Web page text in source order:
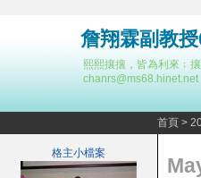
詹翔霖副教
熙熙攘攘，皆為利來﹔
chanrs@ms68.hinet.net
首頁 >
格主小檔案